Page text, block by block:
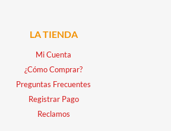
LA TIENDA
Mi Cuenta
¿Cómo Comprar?
Preguntas Frecuentes
Registrar Pago
Reclamos